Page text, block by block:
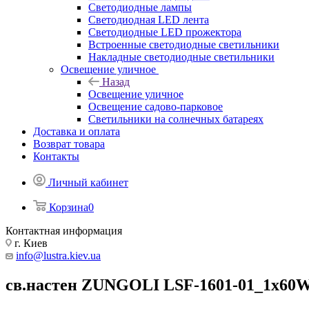
Светодиодные лампы
Светодиодная LED лента
Светодиодные LED прожектора
Встроенные светодиодные светильники
Накладные светодиодные светильники
Освещение уличное
Назад
Освещение уличное
Освещение садово-парковое
Светильники на солнечных батареях
Доставка и оплата
Возврат товара
Контакты
Личный кабинет
Корзина0
Контактная информация
г. Киев
info@lustra.kiev.ua
св.настен ZUNGOLI LSF-1601-